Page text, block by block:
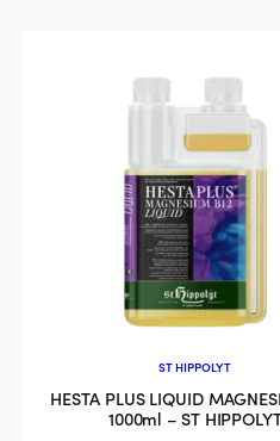
ST HIPPOLYT
HESTA PLUS LIQUID
1000ml – ST